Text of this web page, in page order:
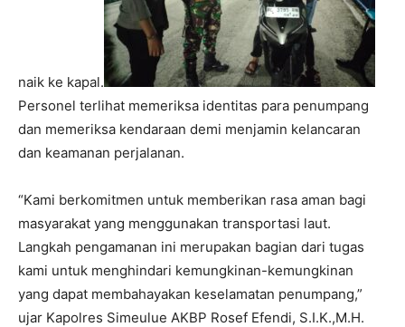
naik ke kapal.
Personel terlihat memeriksa identitas para penumpang
dan memeriksa kendaraan demi menjamin kelancaran
dan keamanan perjalanan.
“Kami berkomitmen untuk memberikan rasa aman bagi
masyarakat yang menggunakan transportasi laut.
Langkah pengamanan ini merupakan bagian dari tugas
kami untuk menghindari kemungkinan-kemungkinan
yang dapat membahayakan keselamatan penumpang,”
ujar Kapolres Simeulue AKBP Rosef Efendi, S.I.K.,M.H.